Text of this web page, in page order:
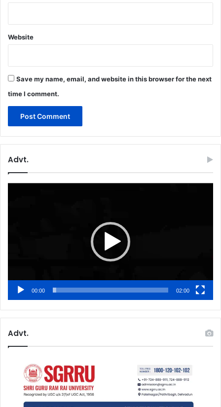
Website
Save my name, email, and website in this browser for the next
time I comment.
Advt.
00:00 02:00
Advt.